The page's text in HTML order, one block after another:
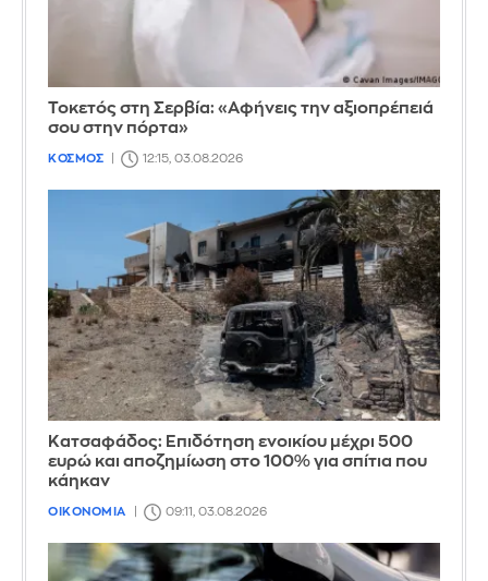
Τοκετός στη Σερβία: «Αφήνεις την αξιοπρέπειά
σου στην πόρτα»
ΚΟΣΜΟΣ 12:15, 03.08.2026
Κατσαφάδος: Επιδότηση ενοικίου μέχρι 500
ευρώ και αποζημίωση στο 100% για σπίτια που
κάηκαν
ΟΙΚΟΝΟΜΙΑ 09:11, 03.08.2026